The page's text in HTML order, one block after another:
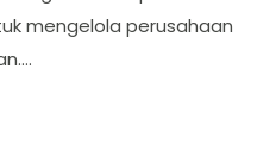
mengelola perusahaan